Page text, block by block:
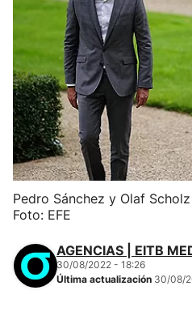
Pedro Sánchez y Olaf
Foto: EFE
AGENCIAS | EITB
30/08/2022 - 18:26
Última actualización 30/08/